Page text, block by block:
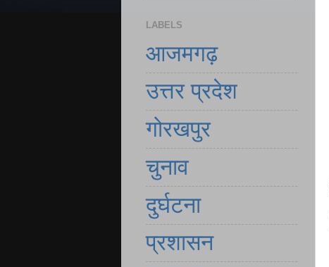
LABELS
आजमगढ़
उत्तर प्रदेश
गोरखपुर
चुनाव
दुर्घटना
प्रशासन